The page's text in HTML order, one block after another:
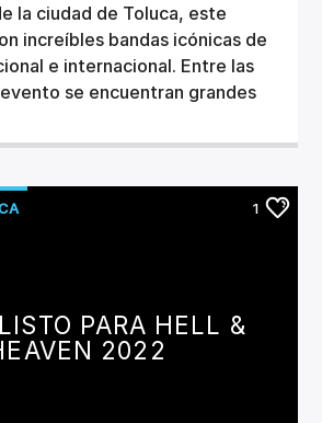
la ciudad de Toluca, este
increíbles bandas icónicas de
e internacional. Entre las
se encuentran grandes
1
PARA HELL &
2022